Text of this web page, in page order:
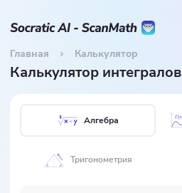
Главная Калькулятор
Калькулятор интегралов
Алгебра
Тригонометрия